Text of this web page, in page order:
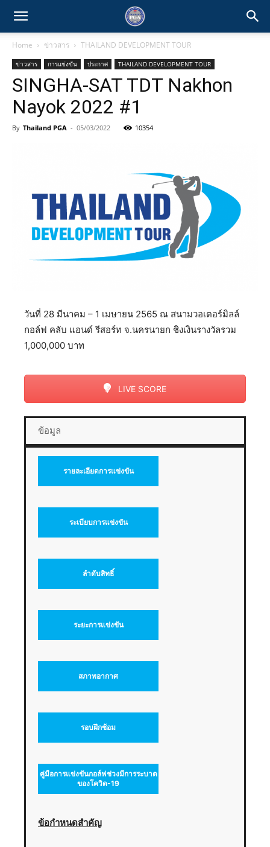
Home ข่าวสาร THAILAND DEVELOPMENT TOUR
ข่าวสาร การแข่งขัน ประกาศ THAILAND DEVELOPMENT TOUR
SINGHA-SAT TDT Nakhon
Nayok 2022 #1
By Thailand PGA - 05/03/2022 10354
วันที่ 28 มีนาคม – 1 เมษายน 2565 ณ สนามวอเตอร์มิลล์
กอล์ฟ คลับ แอนด์ รีสอร์ท จ.นครนายก ชิงเงินรางวัลรวม
1,000,000 บาท
LIVE SCORE
ข้อมูล
รายละเอียดการแข่งขัน
ระเบียบการแข่งขัน
ลำดับสิทธิ์
ระยะการแข่งขัน
สภาพอากาศ
รอบฝึกซ้อม
คู่มือการแข่งขันกอล์ฟช่วงมีการระบาด
ของโควิด-19
ข้อกำหนดสำคัญ